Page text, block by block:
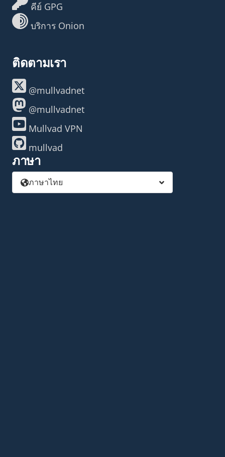
คีย์ GPG
บริการ Onion
ติดตามเรา
@mullvadnet
@mullvadnet
Mullvad VPN
mullvad
ภาษา
ภาษาไทย